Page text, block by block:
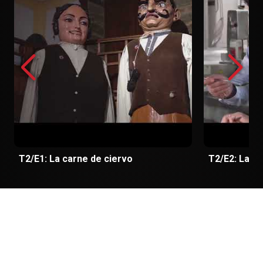
T2/E1: La carne de ciervo T2/E2: La